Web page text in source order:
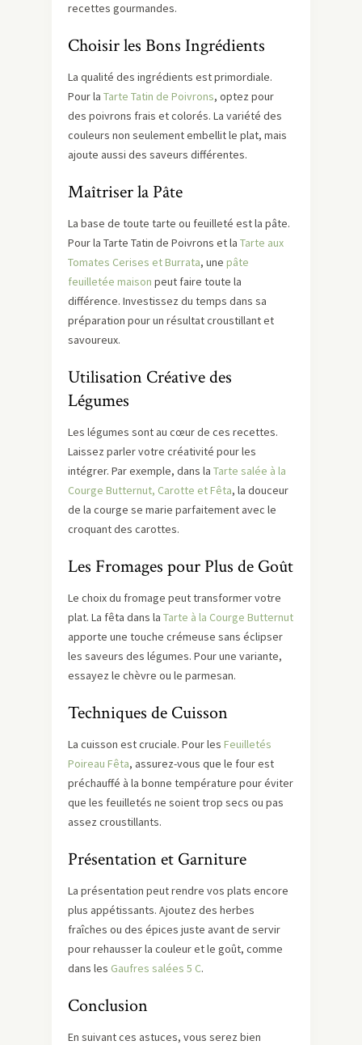
recettes gourmandes.
Choisir les Bons Ingrédients
La qualité des ingrédients est primordiale.
Pour la Tarte Tatin de Poivrons, optez pour
des poivrons frais et colorés. La variété des
couleurs non seulement embellit le plat, mais
ajoute aussi des saveurs différentes.
Maîtriser la Pâte
La base de toute tarte ou feuilleté est la pâte.
Pour la Tarte Tatin de Poivrons et la Tarte aux
Tomates Cerises et Burrata, une pâte
feuilletée maison peut faire toute la
différence. Investissez du temps dans sa
préparation pour un résultat croustillant et
savoureux.
Utilisation Créative des
Légumes
Les légumes sont au cœur de ces recettes.
Laissez parler votre créativité pour les
intégrer. Par exemple, dans la Tarte salée à la
Courge Butternut, Carotte et Fêta, la douceur
de la courge se marie parfaitement avec le
croquant des carottes.
Les Fromages pour Plus de Goût
Le choix du fromage peut transformer votre
plat. La fêta dans la Tarte à la Courge Butternut
apporte une touche crémeuse sans éclipser
les saveurs des légumes. Pour une variante,
essayez le chèvre ou le parmesan.
Techniques de Cuisson
La cuisson est cruciale. Pour les Feuilletés
Poireau Fêta, assurez-vous que le four est
préchauffé à la bonne température pour éviter
que les feuilletés ne soient trop secs ou pas
assez croustillants.
Présentation et Garniture
La présentation peut rendre vos plats encore
plus appétissants. Ajoutez des herbes
fraîches ou des épices juste avant de servir
pour rehausser la couleur et le goût, comme
dans les Gaufres salées 5 C.
Conclusion
En suivant ces astuces, vous serez bien